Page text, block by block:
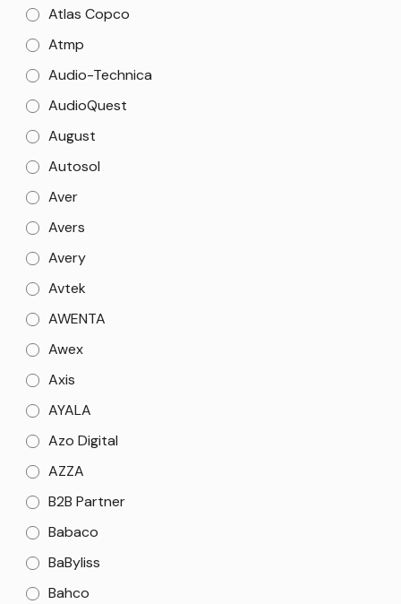
Atlas Copco
Atmp
Audio-Technica
AudioQuest
August
Autosol
Aver
Avers
Avery
Avtek
AWENTA
Awex
Axis
AYALA
Azo Digital
AZZA
B2B Partner
Babaco
BaByliss
Bahco